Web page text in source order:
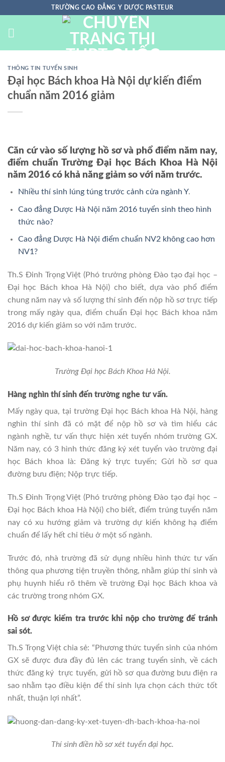
nội
TRƯỜNG CAO ĐẲNG Y DƯỢC PASTEUR
THÔNG TIN TUYỂN SINH
Đại học Bách khoa Hà Nội dự kiến điểm
chuẩn năm 2016 giảm
Căn cứ vào số lượng hồ sơ và phổ điểm năm nay,
điểm chuẩn Trường Đại học Bách Khoa Hà Nội
năm 2016 có khả năng giảm so với năm trước.
Nhiều thí sinh lúng túng trước cảnh cửa ngành Y.
Cao đẳng Dược Hà Nội năm 2016 tuyển sinh theo hình
thức nào?
Cao đẳng Dược Hà Nội điểm chuẩn NV2 không cao hơn
NV1?
Th.S Đinh Trọng Việt (Phó trưởng phòng Đào tạo đại học –
Đại học Bách khoa Hà Nội) cho biết, dựa vào phổ điểm
chung năm nay và số lượng thí sinh đến nộp hồ sơ trực tiếp
trong mấy ngày qua, điểm chuẩn Đại học Bách khoa năm
2016 dự kiến giảm so với năm trước.
Trường Đại học Bách Khoa Hà Nội.
Hàng nghìn thí sinh đến trường nghe tư vấn.
Mấy ngày qua, tại trường Đại học Bách khoa Hà Nội, hàng
nghìn thí sinh đã có mặt để nộp hồ sơ và tìm hiểu các
ngành nghề, tư vấn thực hiện xét tuyển nhóm trường GX.
Năm nay, có 3 hình thức đăng ký xét tuyển vào trường đại
học Bách khoa là: Đăng ký trực tuyến; Gửi hồ sơ qua
đường bưu điện; Nộp trực tiếp.
Th.S Đinh Trọng Việt (Phó trưởng phòng Đào tạo đại học –
Đại học Bách khoa Hà Nội) cho biết, điểm trúng tuyển năm
nay có xu hướng giảm và trường dự kiến không hạ điểm
chuẩn để lấy hết chỉ tiêu ở một số ngành.
Trước đó, nhà trường đã sử dụng nhiều hình thức tư vấn
thông qua phương tiện truyền thông, nhằm giúp thí sinh và
phụ huynh hiểu rõ thêm về trường Đại học Bách khoa và
các trường trong nhóm GX.
Hồ sơ được kiểm tra trước khi nộp cho trường để tránh
sai sót.
Th.S Trọng Việt chia sẻ: “Phương thức tuyển sinh của nhóm
GX sẽ được đưa đầy đủ lên các trang tuyển sinh, về cách
thức đăng ký trực tuyến, gửi hồ sơ qua đường bưu điện ra
sao nhằm tạo điều kiện để thí sinh lựa chọn cách thức tốt
nhất, thuận lợi nhất”.
Thí sinh điền hồ sơ xét tuyển đại học.